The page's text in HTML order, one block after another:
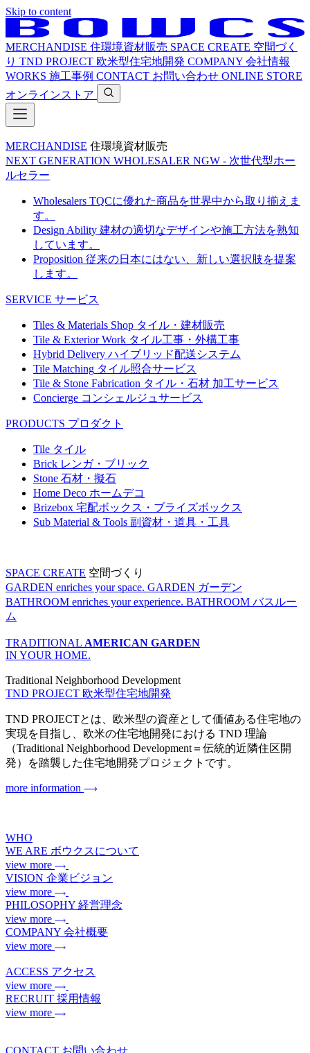
Skip to content
MERCHANDISE 住環境資材販売 SPACE CREATE 空間づく
り TND PROJECT 欧米型住宅地開発 COMPANY 会社情報
WORKS 施工事例 CONTACT お問い合わせ ONLINE STORE
オンラインストア
MERCHANDISE 住環境資材販売
NEXT GENERATION WHOLESALER NGW - 次世代型ホー
ルセラー
Wholesalers TQCに優れた商品を世界中から取り揃えま
す。
Design Ability 建材の適切なデザインや施工方法を熟知
しています。
Proposition 従来の日本にはない、新しい選択肢を提案
します。
SERVICE サービス
Tiles & Materials Shop タイル・建材販売
Tile & Exterior Work タイル工事・外構工事
Hybrid Delivery ハイブリッド配送システム
Tile Matching タイル照合サービス
Tile & Stone Fabrication タイル・石材 加工サービス
Concierge コンシェルジュサービス
PRODUCTS プロダクト
Tile タイル
Brick レンガ・ブリック
Stone 石材・擬石
Home Deco ホームデコ
Brizebox 宅配ボックス・ブライズボックス
Sub Material & Tools 副資材・道具・工具
SPACE CREATE 空間づくり
GARDEN enriches your space. GARDEN ガーデン
BATHROOM enriches your experience. BATHROOM バスルー
ム
TRADITIONAL AMERICAN GARDEN
IN YOUR HOME.
Traditional Neighborhood Development
TND PROJECT 欧米型住宅地開発
TND PROJECTとは、欧米型の資産として価値ある住宅地の
実現を目指し、欧米の住宅地開発における TND 理論
（Traditional Neighborhood Development＝伝統的近隣住区開
発）を踏襲した住宅地開発プロジェクトです。
more information
WHO
WE ARE ボウクスについて
view more
VISION 企業ビジョン
view more
PHILOSOPHY 経営理念
view more
COMPANY 会社概要
view more
ACCESS アクセス
view more
RECRUIT 採用情報
view more